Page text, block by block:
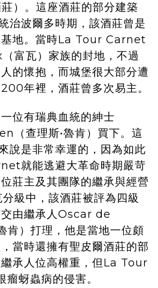
）。這座酒莊的部分建築
治波爾多時期，該酒莊曾是
地。當時La Tour Carnet
（富瓦）家族的封地，不過
的懷抱，而城堡很大部分遭
年裡，酒莊曾多次易主。
位有瑞典血統的紳士
（查理斯•魯肯）買下。這
說是非常幸運的，因為如此
就能逃避大革命時期嚴苛
莊主及其團隊的繼承與經營
級中，該酒莊被評為四級
由繼承人Oscar de
肯）打理，他是當地一位頗
當時還擁有聖皮爾酒莊的部
承人位高權重，但La Tour
瘤蚜蟲病的侵害。